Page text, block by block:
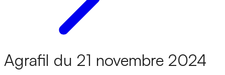
Agrafil du 21 novembre 2024